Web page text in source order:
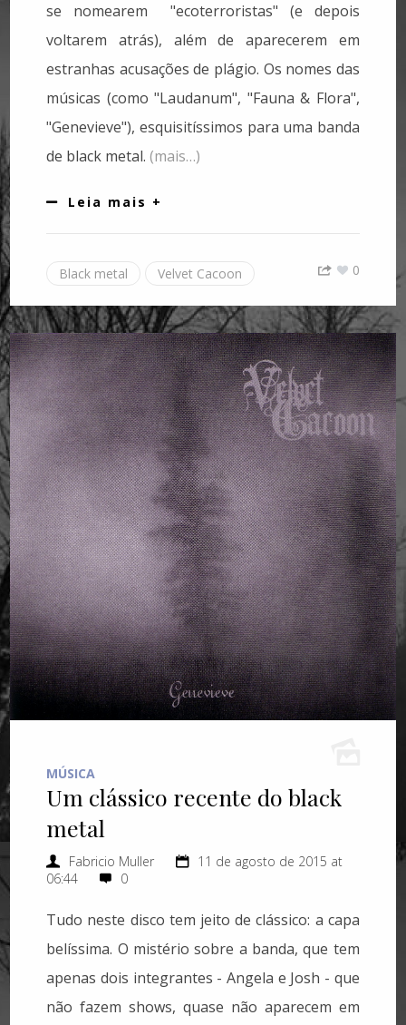
se nomearem "ecoterroristas" (e depois
voltarem atrás), além de aparecerem em
estranhas acusações de plágio. Os nomes das
músicas (como "Laudanum", "Fauna & Flora",
"Genevieve"), esquisitíssimos para uma banda
de black metal.(mais…)
Leia mais +
Black metal Velvet Cacoon 0
MÚSICA
Um clássico recente do black
metal
Fabricio Muller
11 de agosto de 2015 at
06:44
0
Tudo neste disco tem jeito de clássico: a capa
belíssima. O mistério sobre a banda, que tem
apenas dois integrantes - Angela e Josh - que
não fazem shows, quase não aparecem em